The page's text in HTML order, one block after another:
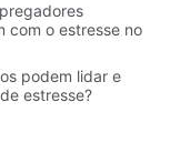
com o estresse no
podem lidar e
estresse?